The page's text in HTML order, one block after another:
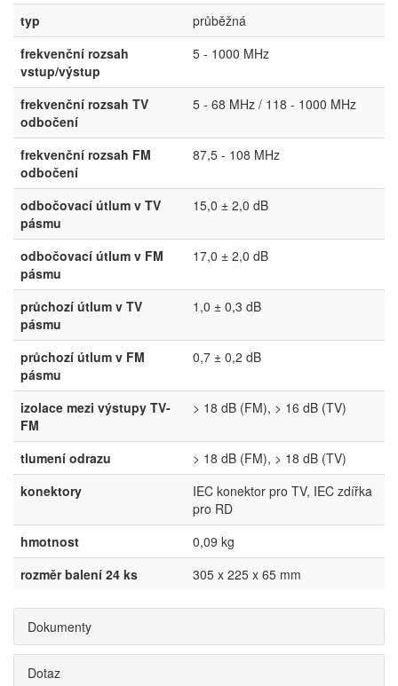
typ
průběžná
frekvenční rozsah
vstup/výstup
5 - 1000 MHz
frekvenční rozsah TV
odbočení
5 - 68 MHz / 118 - 1000 MHz
frekvenční rozsah FM
odbočení
87,5 - 108 MHz
odbočovací útlum v TV
pásmu
15,0 ± 2,0 dB
odbočovací útlum v FM
pásmu
17,0 ± 2,0 dB
průchozí útlum v TV
pásmu
1,0 ± 0,3 dB
průchozí útlum v FM
pásmu
0,7 ± 0,2 dB
izolace mezi výstupy TV-
FM
> 18 dB (FM), > 16 dB (TV)
tlumení odrazu
> 18 dB (FM), > 18 dB (TV)
konektory
IEC konektor pro TV, IEC zdířka
pro RD
hmotnost
0,09 kg
rozměr balení 24 ks
305 x 225 x 65 mm
Dokumenty
Dotaz